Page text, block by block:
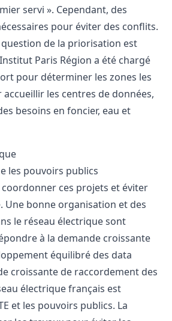
servi ». Cependant, des
pour éviter des conflits.
question de la priorisation est
Paris Région a été chargé
pour déterminer les zones les
les centres de données,
besoins en foncier, eau et
les pouvoirs publics
ces projets et éviter
Une bonne organisation et des
le réseau électrique sont
à la demande croissante
équilibré des data
croissante de raccordement des
électrique français est
et les pouvoirs publics. La